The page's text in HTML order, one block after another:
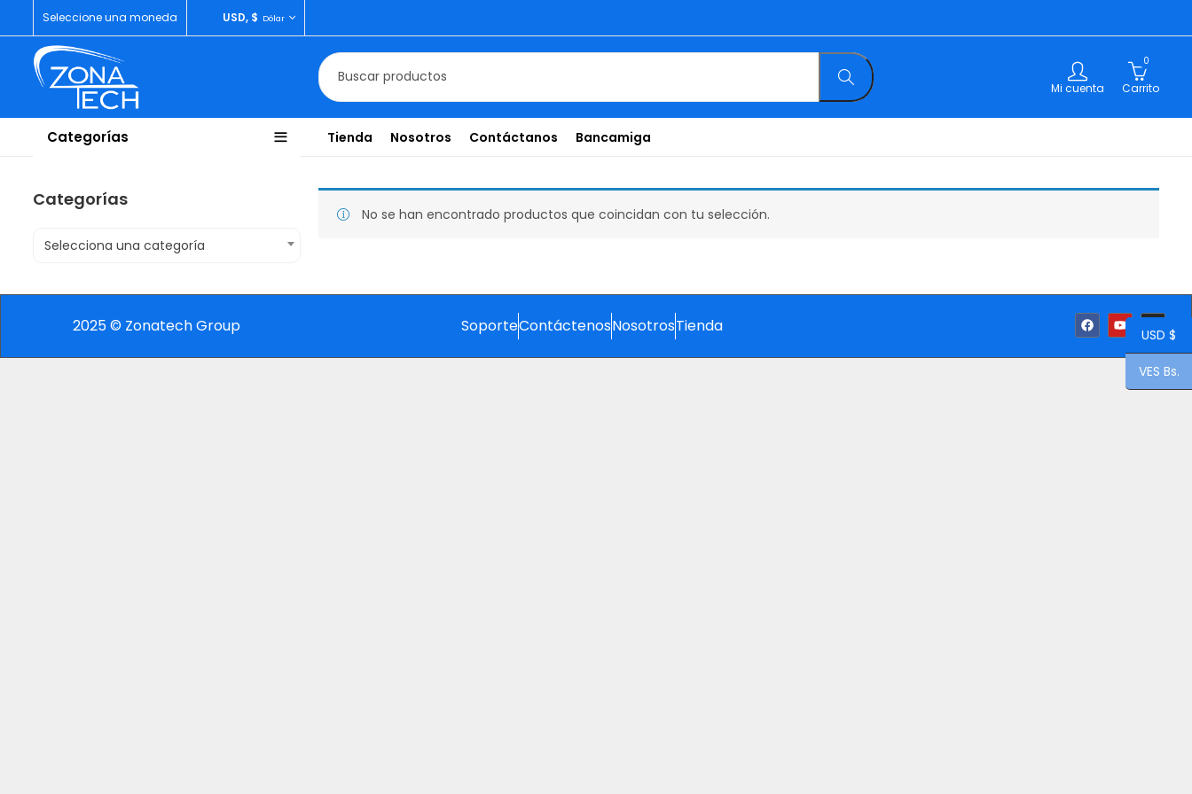
Seleccione una moneda USD, $ Dólar
Mi cuenta
0
Carrito
Categorías Tienda Nosotros Contáctanos Bancamiga
No se han encontrado productos que coincidan con tu selección.
Categorías
Selecciona una categoría
2025 © Zonatech Group SoporteContáctenosNosotrosTienda USD $
VES Bs.